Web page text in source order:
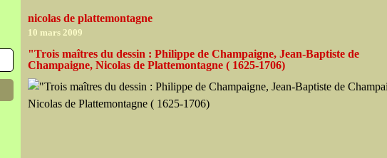
nicolas de plattemontagne
10 mars 2009
"Trois maîtres du dessin : Philippe de Champaigne, Jean-Baptiste de
Champaigne, Nicolas de Plattemontagne ( 1625-1706)